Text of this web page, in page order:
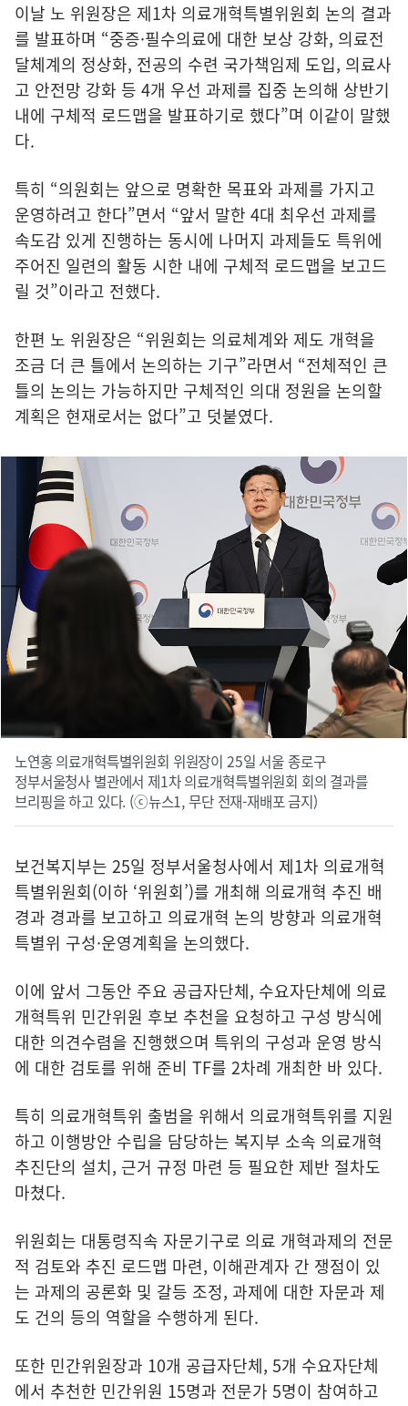
이날 노 위원장은 제1차 의료개혁특별위원회 논의 결과
를 발표하며 “중증·필수의료에 대한 보상 강화, 의료전
달체계의 정상화, 전공의 수련 국가책임제 도입, 의료사
고 안전망 강화 등 4개 우선 과제를 집중 논의해 상반기
내에 구체적 로드맵을 발표하기로 했다”며 이같이 말했
다.
특히 “의원회는 앞으로 명확한 목표와 과제를 가지고
운영하려고 한다”면서 “앞서 말한 4대 최우선 과제를
속도감 있게 진행하는 동시에 나머지 과제들도 특위에
주어진 일련의 활동 시한 내에 구체적 로드맵을 보고드
릴 것”이라고 전했다.
한편 노 위원장은 “위원회는 의료체계와 제도 개혁을
조금 더 큰 틀에서 논의하는 기구”라면서 “전체적인 큰
틀의 논의는 가능하지만 구체적인 의대 정원을 논의할
계획은 현재로서는 없다”고 덧붙였다.
노연홍 의료개혁특별위원회 위원장이 25일 서울 종로구
정부서울청사 별관에서 제1차 의료개혁특별위원회 회의 결과를
브리핑을 하고 있다. (ⓒ뉴스1, 무단 전재-재배포 금지)
보건복지부는 25일 정부서울청사에서 제1차 의료개혁
특별위원회(이하 ‘위원회’)를 개최해 의료개혁 추진 배
경과 경과를 보고하고 의료개혁 논의 방향과 의료개혁
특별위 구성·운영계획을 논의했다.
이에 앞서 그동안 주요 공급자단체, 수요자단체에 의료
개혁특위 민간위원 후보 추천을 요청하고 구성 방식에
대한 의견수렴을 진행했으며 특위의 구성과 운영 방식
에 대한 검토를 위해 준비 TF를 2차례 개최한 바 있다.
특히 의료개혁특위 출범을 위해서 의료개혁특위를 지원
하고 이행방안 수립을 담당하는 복지부 소속 의료개혁
추진단의 설치, 근거 규정 마련 등 필요한 제반 절차도
마쳤다.
위원회는 대통령직속 자문기구로 의료 개혁과제의 전문
적 검토와 추진 로드맵 마련, 이해관계자 간 쟁점이 있
는 과제의 공론화 및 갈등 조정, 과제에 대한 자문과 제
도 건의 등의 역할을 수행하게 된다.
또한 민간위원장과 10개 공급자단체, 5개 수요자단체
에서 추천한 민간위원 15명과 전문가 5명이 참여하고